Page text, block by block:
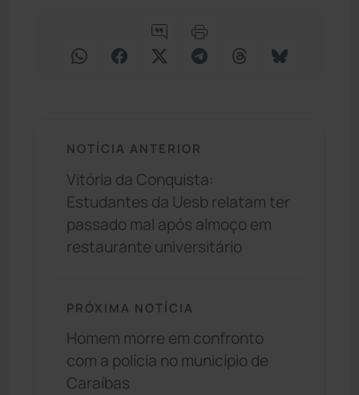
NOTÍCIA ANTERIOR
Vitória da Conquista:
Estudantes da Uesb relatam ter
passado mal após almoço em
restaurante universitário
PRÓXIMA NOTÍCIA
Homem morre em confronto
com a polícia no município de
Caraíbas